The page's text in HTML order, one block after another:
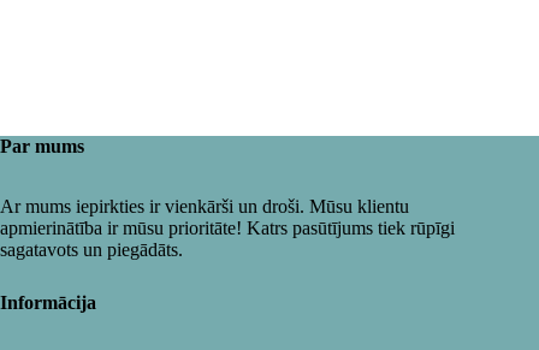
Par mums
Ar mums iepirkties ir vienkārši un droši. Mūsu klientu
apmierinātība ir mūsu prioritāte! Katrs pasūtījums tiek rūpīgi
sagatavots un piegādāts.
Informācija